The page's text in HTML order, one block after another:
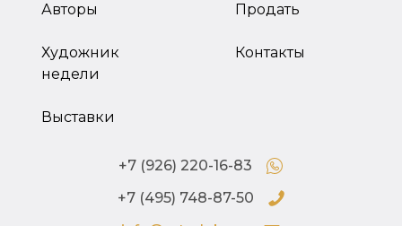
Авторы
Художник
недели
Выставки
Продать
Контакты
+7 (926) 220-16-83
+7 (495) 748-87-50